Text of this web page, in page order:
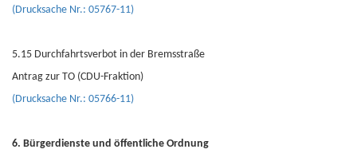
(Drucksache Nr.: 05767-11)
5.15 Durchfahrtsverbot in der Bremsstraße
Antrag zur TO (CDU-Fraktion)
(Drucksache Nr.: 05766-11)
6. Bürgerdienste und öffentliche Ordnung